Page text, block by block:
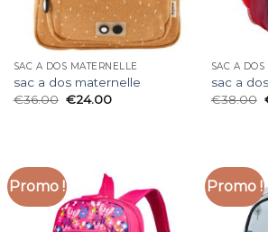
SAC A DOS MATERNELLE
sac a dos maternelle
€36.00 €24.00
SAC A
sac a
€38.00
Promo ! Promo !